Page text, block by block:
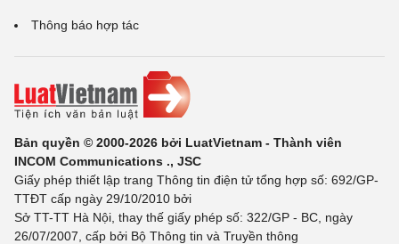
Thông báo hợp tác
Bản quyền © 2000-2026 bởi LuatVietnam - Thành viên
INCOM Communications ., JSC
Giấy phép thiết lập trang Thông tin điện tử tổng hợp số: 692/GP-
TTĐT cấp ngày 29/10/2010 bởi
Sở TT-TT Hà Nội, thay thế giấy phép số: 322/GP - BC, ngày
26/07/2007, cấp bởi Bộ Thông tin và Truyền thông